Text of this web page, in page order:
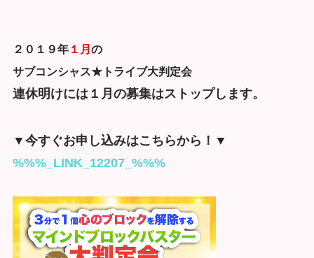
２０１９年１月 の
サブコンシャス★トライブ大判定会
連休明けには１月の募集はストップします。
▼今すぐお申し込みはこちらから！▼
%%%_LINK_12207_%%%